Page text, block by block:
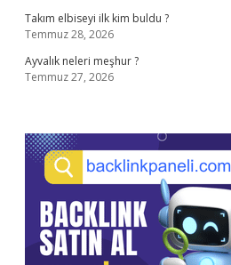
Takım elbiseyi ilk kim buldu ?
Temmuz 28, 2026
Ayvalık neleri meşhur ?
Temmuz 27, 2026